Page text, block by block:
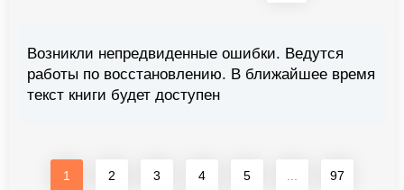
Возникли непредвиденные ошибки. Ведутся
работы по восстановлению. В ближайшее время
текст книги будет доступен
1 2 3 4 5 97